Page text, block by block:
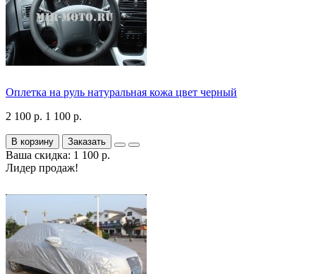
Оплетка на руль натуральная кожа цвет черный
2 100 р. 1 100 р.
В корзину Заказать
Ваша скидка: 1 100 р.
Лидер продаж!